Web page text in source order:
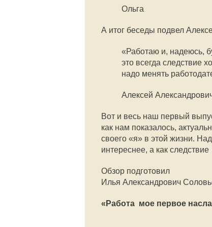
Ольга
А итог беседы подвел
«Работаю и, надеюсь,
это всегда следствие
надо менять
Алексей
Вот и весь наш первый
как нам показалось,
своего «я» в этой жизни.
интереснее, а как следствие
Обзор подготовил
Илья Александрович
«Работа  мое первое